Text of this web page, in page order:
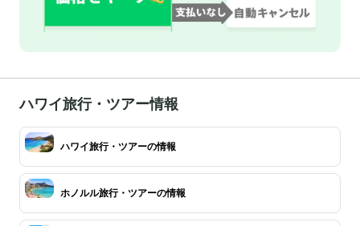
ハワイ旅行・ツアー情報
ハワイ旅行・ツアーの情報
ホノルル旅行・ツアーの情報